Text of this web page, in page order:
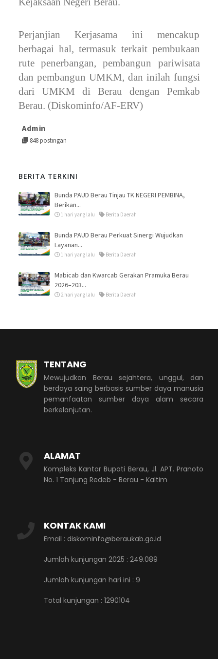
Perjanjian Kerjasama ini mencakup
berbagai hal, termasuk terkait pembukaan
rute penerbangan, pembangun pariwisata
dan pembangun UMKM, dan inilah fungsi
dari UMKM di Berau dengan Pemkab
Berau. (Diskominfo/AF-ERV)
Admin
848 postingan
BERITA TERKINI
Bunda PAUD Berau Tinjau TK NEGERI PEMBINA,
Berikan...
1 hari yang lalu Berita Daerah
Bunda PAUD Berau Perkuat Sinergi Wujudkan
Layanan...
1 hari yang lalu Berita Daerah
Mabicab dan Kwarcab Gerakan Pramuka Berau
2026–203...
2 hari yang lalu Berita Daerah
TENTANG
Mewujudkan Berau sejahtera, unggul, dan
berdaya saing berbasis sumber daya manusia
pemanfaatan sumber daya alam secara
berkelanjutan.
ALAMAT
Kompleks Kantor Bupati Berau, Jl. APT. Pranoto
No. 1 Tanjung Redeb - Berau - Kaltim
KONTAK KAMI
Email : diskominfo@beraukab.go.id
Jumlah kunjungan 2025 : 249.089
Jumlah kunjungan hari ini : 9
Total kunjungan : 1290104